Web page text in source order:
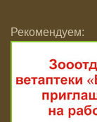
Рекомендуем: